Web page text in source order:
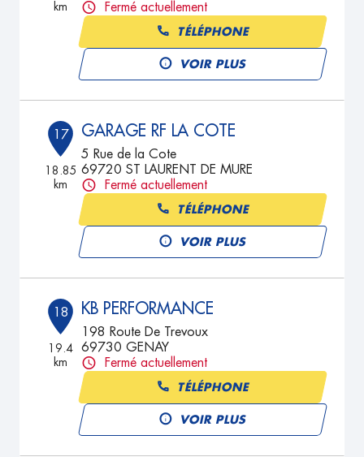
km
Fermé actuellement
TÉLÉPHONE
VOIR PLUS
17
18.85
km
GARAGE RF LA COTE
5 Rue de la Cote
69720 ST LAURENT DE MURE
Fermé actuellement
TÉLÉPHONE
VOIR PLUS
18
19.4
km
KB PERFORMANCE
198 Route De Trevoux
69730 GENAY
Fermé actuellement
TÉLÉPHONE
VOIR PLUS